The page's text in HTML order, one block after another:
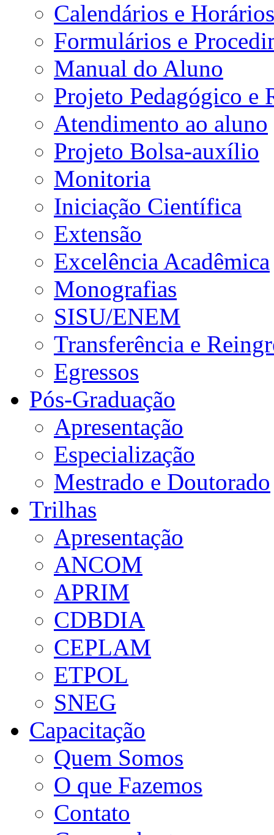
Calendários e Horários
Formulários e
Manual do Aluno
Projeto Pedagógico e
Atendimento ao aluno
Projeto Bolsa-auxílio
Monitoria
Iniciação Científica
Extensão
Excelência Acadêmica
Monografias
SISU/ENEM
Transferência e
Egressos
Pós-Graduação
Apresentação
Especialização
Mestrado e Doutorado
Trilhas
Apresentação
ANCOM
APRIM
CDBDIA
CEPLAM
ETPOL
SNEG
Capacitação
Quem Somos
O que Fazemos
Contato